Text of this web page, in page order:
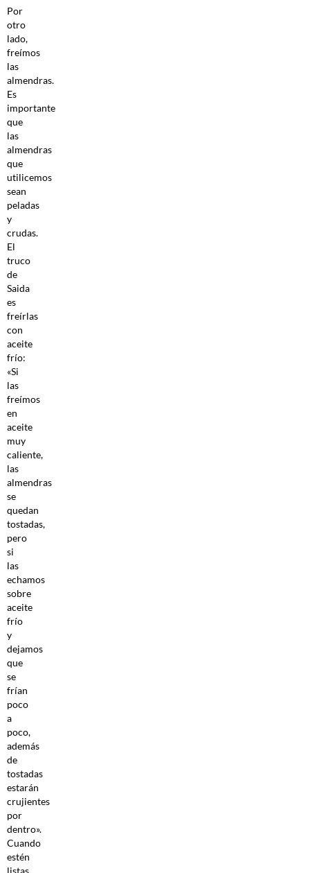
Por
otro
lado,
freímos
las
almendras.
Es
importante
que
las
almendras
que
utilicemos
sean
peladas
y
crudas.
El
truco
de
Saida
es
freírlas
con
aceite
frío:
«Si
las
freímos
en
aceite
muy
caliente,
las
almendras
se
quedan
tostadas,
pero
si
las
echamos
sobre
aceite
frío
y
dejamos
que
se
frían
poco
a
poco,
además
de
tostadas
estarán
crujientes
por
dentro».
Cuando
estén